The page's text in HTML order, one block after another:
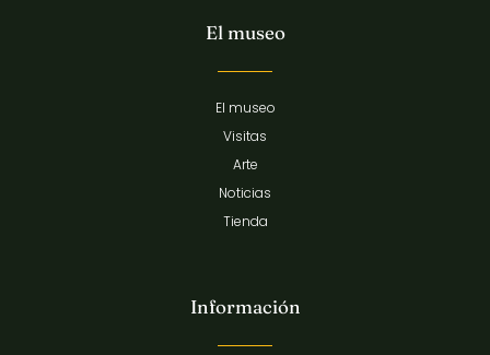
El museo
El museo
Visitas
Arte
Noticias
Tienda
Información